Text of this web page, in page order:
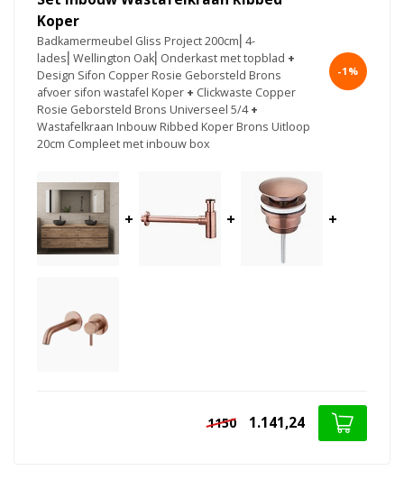
Koper
Badkamermeubel Gliss Project 200cm⎢4-
lades⎢Wellington Oak⎢Onderkast met topblad +
Design Sifon Copper Rosie Geborsteld Brons
afvoer sifon wastafel Koper + Clickwaste Copper
Rosie Geborsteld Brons Universeel 5/4 +
Wastafelkraan Inbouw Ribbed Koper Brons Uitloop
20cm Compleet met inbouw box
-1%
+ + +
1150 1.141,24